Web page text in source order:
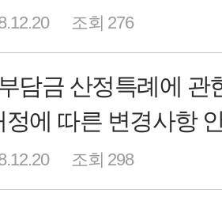
조회 276
담금 산정특례에 관
정에 따른 변경사항
조회 298